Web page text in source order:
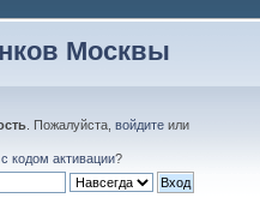
Москвы
. Пожалуйста, войдите или
кодом активации?